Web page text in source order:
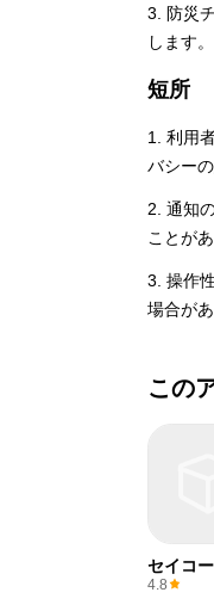
3. 防災
します。
短所
1. 利用
バシー
2. 通知
ことがあ
3. 操作
場合が
この
セイコ
アプリ
4.8